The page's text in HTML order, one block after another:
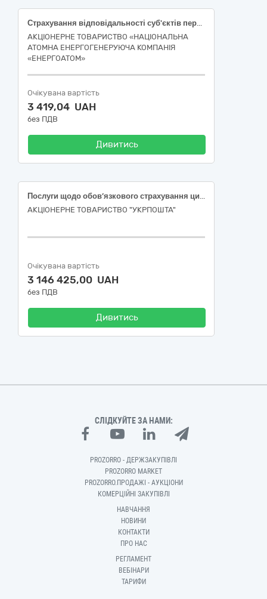
Страхування відповідальності суб'єктів перевезення небезпечних вантажів на випадок настання негативних наслідків під час перевезення небезпечних вантажів
АКЦІОНЕРНЕ ТОВАРИСТВО «НАЦІОНАЛЬНА
АТОМНА ЕНЕРГОГЕНЕРУЮЧА КОМПАНІЯ
«ЕНЕРГОАТОМ»
Очікувана вартість
3 419,04 UAH
без ПДВ
Дивитись
Послуги щодо обов’язкового страхування цивільно–правової відповідальності власників наземних транспортних засобів
АКЦІОНЕРНЕ ТОВАРИСТВО "УКРПОШТА"
Очікувана вартість
3 146 425,00 UAH
без ПДВ
Дивитись
СЛІДКУЙТЕ ЗА НАМИ:
PROZORRO - ДЕРЖЗАКУПІВЛІ
PROZORRO MARKET
PROZORRO.ПРОДАЖІ - АУКЦІОНИ
КОМЕРЦІЙНІ ЗАКУПІВЛІ
НАВЧАННЯ
НОВИНИ
КОНТАКТИ
ПРО НАС
РЕГЛАМЕНТ
ВЕБІНАРИ
ТАРИФИ